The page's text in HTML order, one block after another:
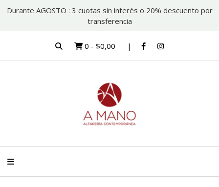
Durante AGOSTO : 3 cuotas sin interés o 20% descuento por
transferencia
0 - $0,00